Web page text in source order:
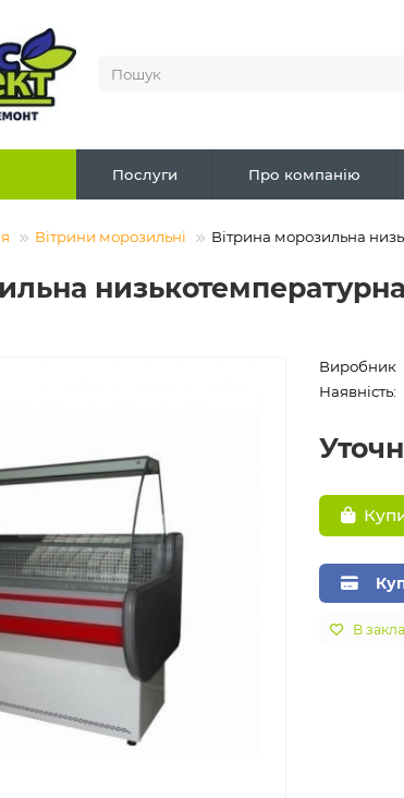
Послуги Про компанію
Вітрини морозильні Вітрина морозильна
Виробник
Наявність:
В